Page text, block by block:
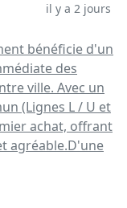
il y a 2 jours
bénéficie d'un
des
ville. Avec un
(Lignes L / U et
achat, offrant
agréable.D'une